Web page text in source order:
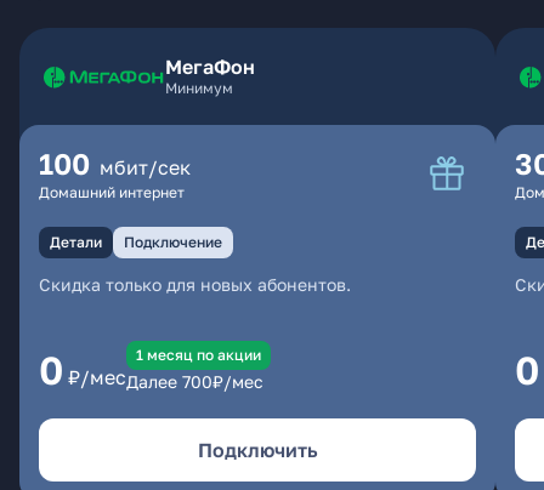
МегаФон
Минимум
100 мбит/сек
Домашний интернет
Детали Подключение
Скидка только для новых абонентов.
0 ₽/мес
1 месяц по акции
Далее 700₽/мес
Подключить
0